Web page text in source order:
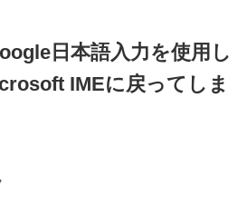
日本語入力を使用し
IMEに戻ってしま